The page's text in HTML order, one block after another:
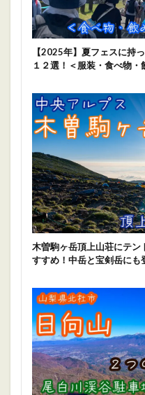
【2025年】夏フェスに持
１２選！＜服装・食べ物
木曽駒ヶ岳頂上山荘にテ
すすめ！中岳と宝剣岳にも